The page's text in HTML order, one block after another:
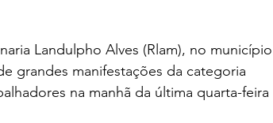
Landulpho Alves (Rlam), no
grandes manifestações da categoria
na manhã da última quarta-feira